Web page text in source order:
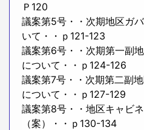
Ｐ120
議案第5号・・次期地区ガ
いて・・ｐ121-123
議案第6号・・次期第一副
について・・ｐ124-126
議案第7号・・次期第二副
について・・ｐ127-129
議案第8号・・地区キャビ
（案）・・ｐ130-134